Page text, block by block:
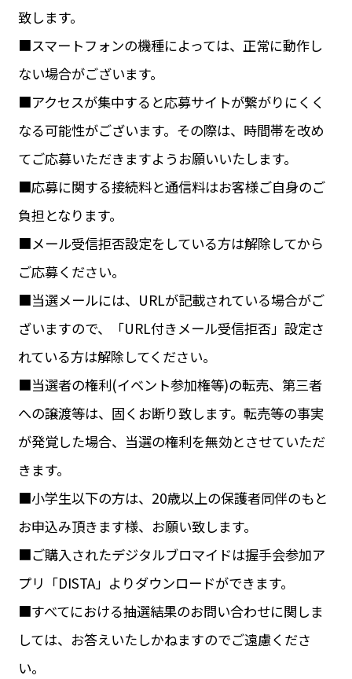
致します。
■スマートフォンの機種によっては、正常に動作し
ない場合がございます。
■アクセスが集中すると応募サイトが繋がりにくく
なる可能性がございます。その際は、時間帯を改め
てご応募いただきますようお願いいたします。
■応募に関する接続料と通信料はお客様ご自身のご
負担となります。
■メール受信拒否設定をしている方は解除してから
ご応募ください。
■当選メールには、URLが記載されている場合がご
ざいますので、「URL付きメール受信拒否」設定さ
れている方は解除してください。
■当選者の権利(イベント参加権等)の転売、第三者
への譲渡等は、固くお断り致します。転売等の事実
が発覚した場合、当選の権利を無効とさせていただ
きます。
■小学生以下の方は、20歳以上の保護者同伴のもと
お申込み頂きます様、お願い致します。
■ご購入されたデジタルブロマイドは握手会参加ア
プリ「DISTA」よりダウンロードができます。
■すべてにおける抽選結果のお問い合わせに関しま
しては、お答えいたしかねますのでご遠慮くださ
い。